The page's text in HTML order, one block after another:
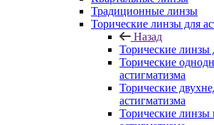
Традиционные линзы
Торические линзы для
Назад
Торические линзы
Торические
астигматизма
Торические
астигматизма
Торические линзы